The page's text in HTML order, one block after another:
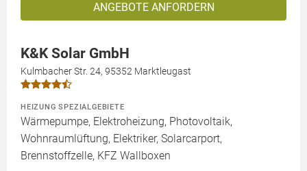
ANGEBOTE ANFORDERN
K&K Solar GmbH
Kulmbacher Str. 24, 95352 Marktleugast
HEIZUNG SPEZIALGEBIETE
Wärmepumpe, Elektroheizung, Photovoltaik,
Wohnraumlüftung, Elektriker, Solarcarport,
Brennstoffzelle, KFZ Wallboxen